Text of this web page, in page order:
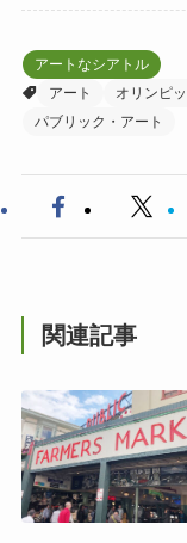
アートなシアトル
アート
オリンピ
パブリック・アート
関連記事